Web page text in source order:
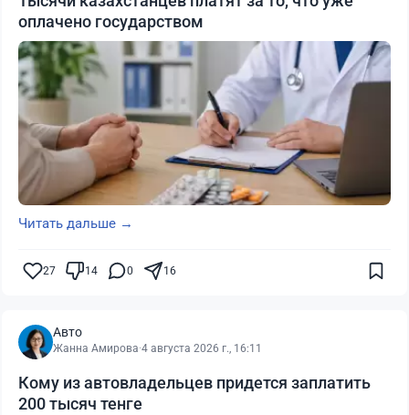
оплачено государством
Читать дальше →
27 14 0 16
Авто
Жанна Амирова·4 августа 2026 г., 16:11
Кому из автовладельцев придется заплатить
200 тысяч тенге